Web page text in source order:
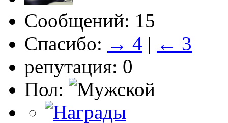
Сообщений: 15
Спасибо: → 4 | ← 3
репутация: 0
Пол: